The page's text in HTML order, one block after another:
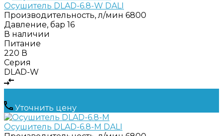
Осушитель DLAD-6.8-W DALI
Производительность, л/мин 6800
Давление, бар 16
В наличии
Питание
220 В
Серия
DLAD-W
Уточнить цену
Осушитель DLAD-6.8-M DALI